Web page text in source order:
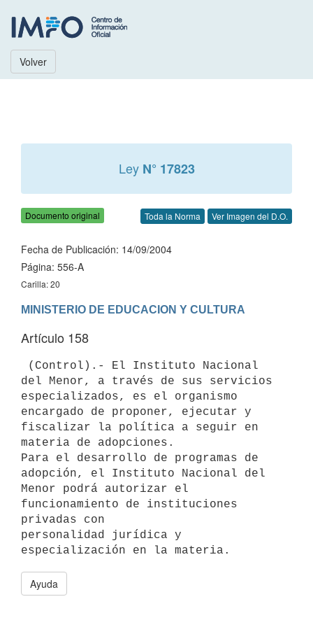
Volver
Ley N° 17823
Documento original Toda la Norma Ver Imagen del D.O.
Fecha de Publicación: 14/09/2004
Página: 556-A
Carilla: 20
MINISTERIO DE EDUCACION Y CULTURA
Artículo 158
del Menor, a través de sus servicios
especializados, es el organismo
encargado de proponer, ejecutar y
fiscalizar la política a seguir en
materia de adopciones.
Para el desarrollo de programas de
adopción, el Instituto Nacional del
Menor podrá autorizar el
funcionamiento de instituciones
privadas con
personalidad jurídica y
Ayuda